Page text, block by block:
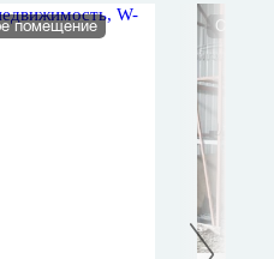
помещение Склад